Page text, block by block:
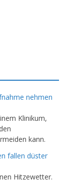
nehmen
Klinikum,
kann.
fallen düster
Hitzewetter.